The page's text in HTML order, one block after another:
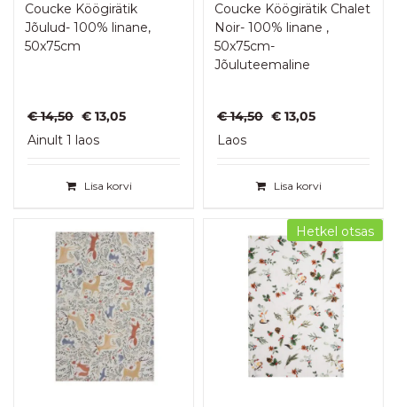
Coucke Köögirätik
Jõulud- 100% linane,
50x75cm
€14,50 Algne
€ 13,05Praegune
Ainult 1 laos
Lisa korvi
Coucke Köögirätik Chalet
Noir- 100% linane ,
50x75cm-
Jõuluteemaline
€14,50 Algne
€ 13,05Praegune
Laos
Lisa korvi
Hetkel otsas